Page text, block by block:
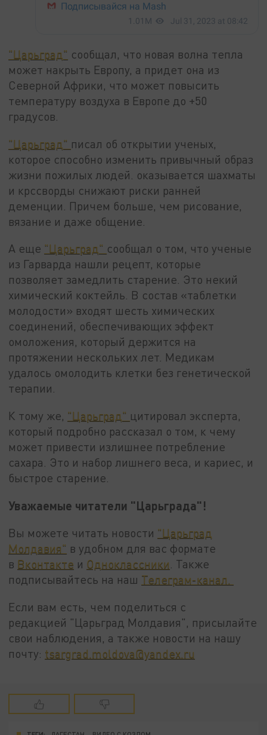
"Царьград" сообщал, что новая волна тепла
может накрыть Европу, а придет она из
Северной Африки, что может повысить
температуру воздуха в Европе до +50
градусов.
"Царьград" писал об открытии ученых,
которое способно изменить привычный образ
жизни пожилых людей. оказывается шахматы
и крссворды снижают риски ранней
деменции. Причем больше, чем рисование,
вязание и даже общение.
А еще "Царьград" сообщал о том, что ученые
из Гарварда нашли рецепт, которые
позволяет замедлить старение. Это некий
химический коктейль. В состав «таблетки
молодости» входят шесть химических
соединений, обеспечивающих эффект
омоложения, который держится на
протяжении нескольких лет. Медикам
удалось омолодить клетки без генетической
терапии.
К тому же, "Царьград" цитировал эксперта,
который подробно рассказал о том, к чему
может привести излишнее потребление
сахара. Это и набор лишнего веса, и кариес, и
быстрое старение.
Уважаемые читатели "Царьграда"!
Вы можете читать новости "Царьград
Молдавия" в удобном для вас формате
в Вконтакте и Одноклассники . Также
подписывайтесь на наш Телеграм-канал.
Если вам есть, чем поделиться с
редакцией "Царьград Молдавия", присылайте
свои наблюдения, а также новости на нашу
почту: tsargrad.moldova@yandex.ru